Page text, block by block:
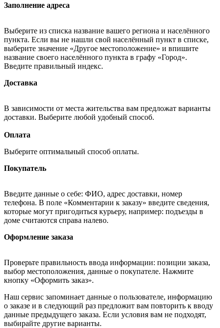
Заполнение адреса
Выберите из списка название вашего региона и населённого
пункта. Если вы не нашли свой населённый пункт в списке,
выберите значение «Другое местоположение» и впишите
название своего населённого пункта в графу «Город».
Введите правильный индекс.
Доставка
В зависимости от места жительства вам предложат варианты
доставки. Выберите любой удобный способ.
Оплата
Выберите оптимальный способ оплаты.
Покупатель
Введите данные о себе: ФИО, адрес доставки, номер
телефона. В поле «Комментарии к заказу» введите сведения,
которые могут пригодиться курьеру, например: подъезды в
доме считаются справа налево.
Оформление заказа
Проверьте правильность ввода информации: позиции заказа,
выбор местоположения, данные о покупателе. Нажмите
кнопку «Оформить заказ».
Наш сервис запоминает данные о пользователе, информацию
о заказе и в следующий раз предложит вам повторить к вводу
данные предыдущего заказа. Если условия вам не подходят,
выбирайте другие варианты.